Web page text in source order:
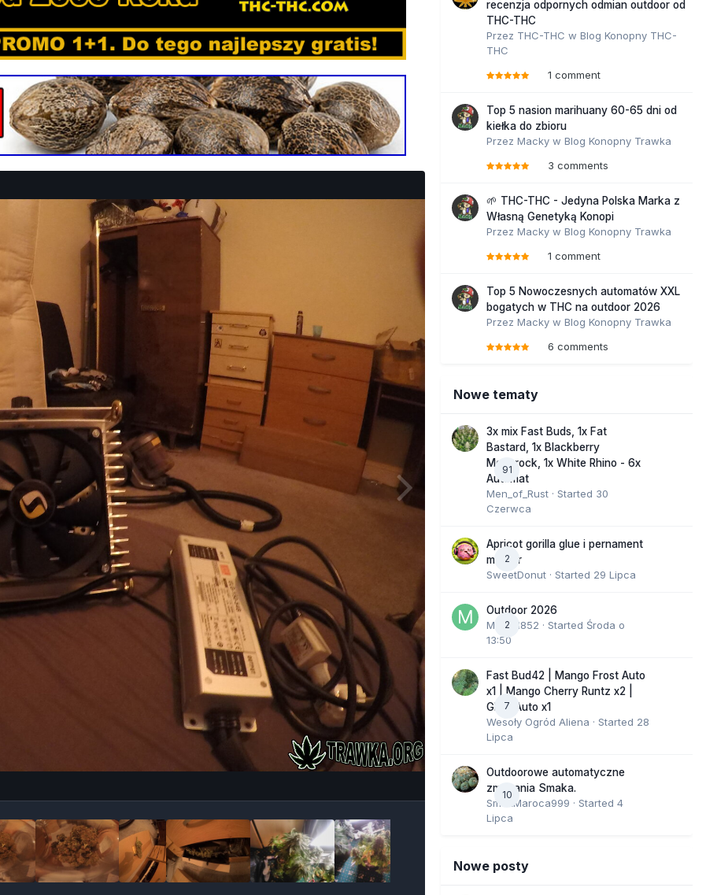
Image Tools
recenzja odpornych odmian outdoor od
THC-THC
Przez THC-THC w Blog Konopny THC-
THC
1 comment
Top 5 nasion marihuany 60-65 dni od
kiełka do zbioru
Przez Macky w Blog Konopny Trawka
3 comments
🌱 THC-THC - Jedyna Polska Marka z
Własną Genetyką Konopi
Przez Macky w Blog Konopny Trawka
1 comment
Top 5 Nowoczesnych automatów XXL
bogatych w THC na outdoor 2026
Przez Macky w Blog Konopny Trawka
6 comments
Nowe tematy
91
3x mix Fast Buds, 1x Fat
Bastard, 1x Blackberry
Moonrock, 1x White Rhino - 6x
Automat
Men_of_Rust · Started 30
Czerwca
2
Apricot gorilla glue i pernament
marker
SweetDonut · Started 29 Lipca
2
Outdoor 2026
Marcel852 · Started Środa o
13:50
7
Fast Bud42 | Mango Frost Auto
x1 | Mango Cherry Runtz x2 |
GMO Auto x1
Wesoły Ogród Aliena · Started 28
Lipca
10
Outdoorowe automatyczne
zmagania Smaka.
SmakMaroca999 · Started 4
Lipca
Nowe posty